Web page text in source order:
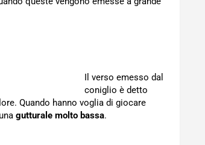
Il verso emesso dal
coniglio è detto
Quando hanno voglia di giocare
gutturale molto bassa.